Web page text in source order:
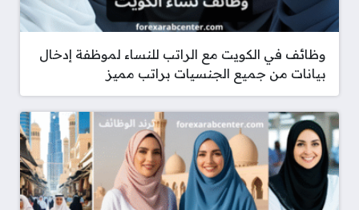
وظائف في الكويت مع الراتب للنساء لموظفة إدخال
بيانات من جميع الجنسيات براتب مميز